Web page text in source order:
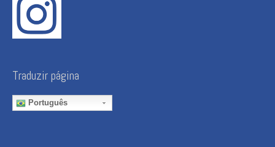
Traduzir página
Português